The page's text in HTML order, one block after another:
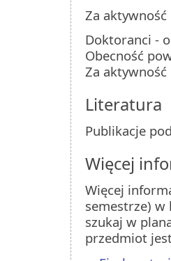
Za
Doktoranci -
Obecność
Za aktywność
Literatura
Publikacje
Więcej
Więcej
semestrze)
szukaj w
przedmiot